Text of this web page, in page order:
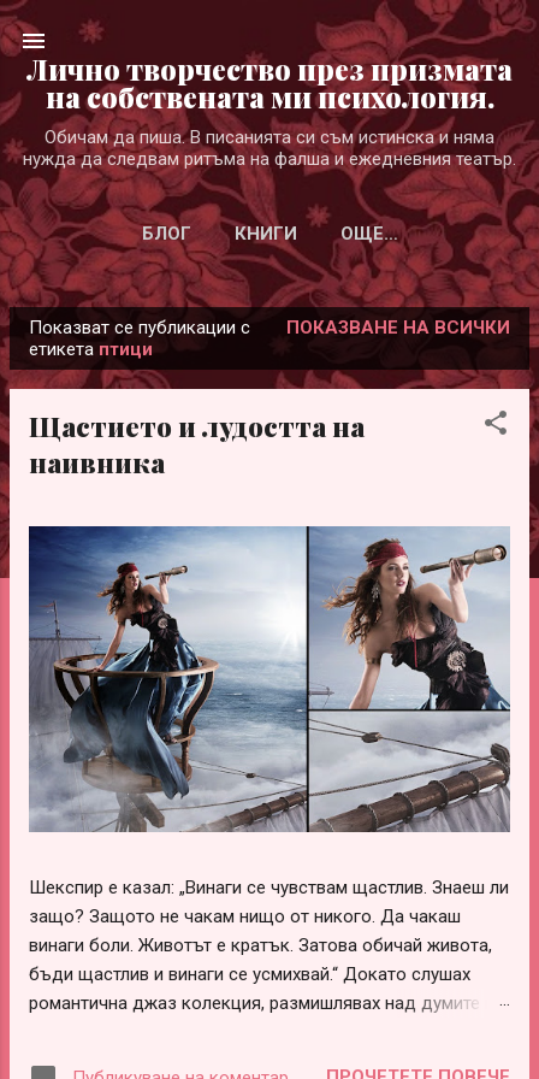
Пропускане към основното съдържание
Лично творчество през призмата
на собствената ми психология.
Обичам да пиша. В писанията си съм истинска и няма
нужда да следвам ритъма на фалша и ежедневния театър.
БЛОГ КНИГИ ОЩЕ…
у
Показват се публикации с
етикета птици
ПОКАЗВАНЕ НА ВСИЧКИ
Щастието и лудостта на
наивника
Шекспир е казал: „Винаги се чувствам щастлив. Знаеш ли
защо? Защото не чакам нищо от никого. Да чакаш
винаги боли. Животът е кратък. Затова обичай живота,
бъди щастлив и винаги се усмихвай.“ Докато слушах
романтична джаз колекция, размишлявах над думите на
Шекспир. В тях има наистина много истини, които обаче